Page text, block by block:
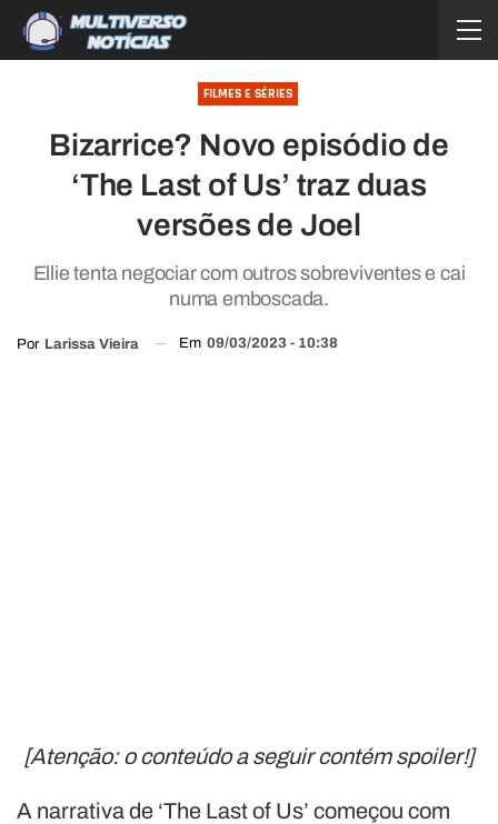
FILMES E SÉRIES
Bizarrice? Novo episódio de
‘The Last of Us’ traz duas
versões de Joel
Ellie tenta negociar com outros sobreviventes e cai
numa emboscada.
Por Larissa Vieira Em 09/03/2023 - 10:38
[Atenção: o conteúdo a seguir contém spoiler!]
A narrativa de ‘The Last of Us’ começou com